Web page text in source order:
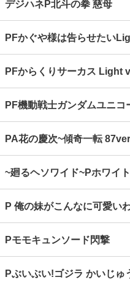
デジハネP北斗の拳 慈母
PFかぐや様は告らせたい
PFからくりサーカス Light
PF機動戦士ガンダムユニコ
PA花の慶次~傾奇一転
~廻るヘソワイド~Pホワイ
P 俺の妹がこんなに可愛い
Pモモキュンソード閃撃
Pぶいぶい!ゴジラ かいじゅ